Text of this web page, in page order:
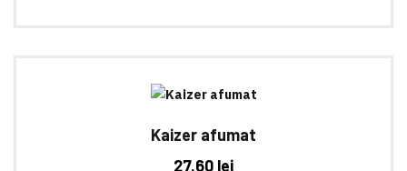
Kaizer afumat
27.60 lei